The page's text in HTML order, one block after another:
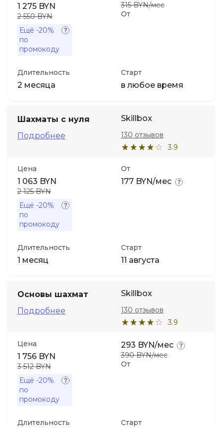
1 275 BYN
2 550 BYN
Ещё -20%
по
промокоду
От
315 BYN/мес
Длительность
2 месяца
Старт
в любое время
Шахматы с нуля
Подробнее
Skillbox
3.9
130 отзывов
Цена
1 063 BYN
2 125 BYN
Ещё -20%
по
промокоду
От
177 BYN/мес
Длительность
1 месяц
Старт
11 августа
Основы шахмат
Подробнее
Skillbox
3.9
130 отзывов
Цена
1 756 BYN
3 512 BYN
Ещё -20%
по
промокоду
От
293 BYN/мес
390 BYN/мес
Длительность Старт